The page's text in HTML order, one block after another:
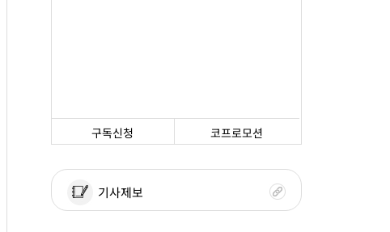
구독신청 코프로모션
기사제보